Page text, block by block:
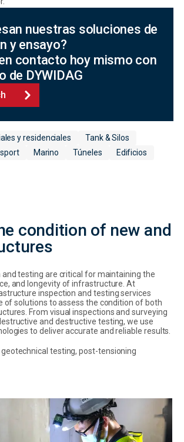
nuestras soluciones de
y ensayo?
contacto hoy mismo con
de DYWIDAG
y residenciales
Tank & Silos
Marino Túneles
Edificios
condition of new and
and testing are critical for maintaining the
and longevity of infrastructure. At
inspection and testing services
of solutions to assess the condition of both
From visual inspections and surveying
and destructive testing, we use
to deliver accurate and reliable results.
testing, post-tensioning